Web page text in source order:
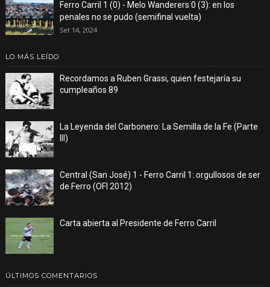
Ferro Carril 1 (0) - Melo Wanderers 0 (3): en los
penales no se pudo (semifinal vuelta)
Set 14, 2024
LO MÁS LEÍDO
Recordamos a Ruben Grassi, quien festejaría su
cumpleaños 89
La Leyenda del Carbonero: La Semilla de la Fe (Parte
III)
Central (San José) 1 - Ferro Carril 1: orgullosos de ser
de Ferro (OFI 2012)
Carta abierta al Presidente de Ferro Carril
ÚLTIMOS COMENTARIOS